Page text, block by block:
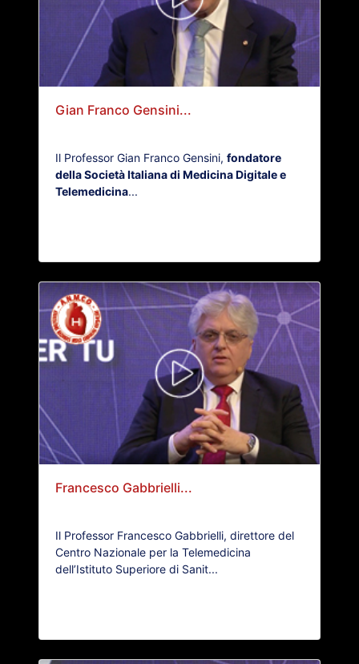
Gian Franco Gensini...
Il Professor Gian Franco Gensini, fondatore
della Società Italiana di Medicina Digitale e
Telemedicina...
Francesco Gabbrielli...
Il Professor Francesco Gabbrielli, direttore del
Centro Nazionale per la Telemedicina
dell’Istituto Superiore di Sanit...